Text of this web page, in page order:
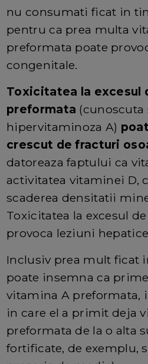
nu consumati ficat in
pentru ca prea multa
preformata poate
congenitale.
Toxicitatea la excesul
preformata (cunoscuta
hipervitaminoza A)
crescut de fracturi
datoreaza faptului ca
activitatea vitaminei D,
scaderea densitatii
Toxicitatea la excesul
provoca leziuni
Inclusiv prea mult ficat
poate insemna ca
vitamina A preformata,
in care el a primit deja
preformata de la o alta
fortificate, de exemplu,